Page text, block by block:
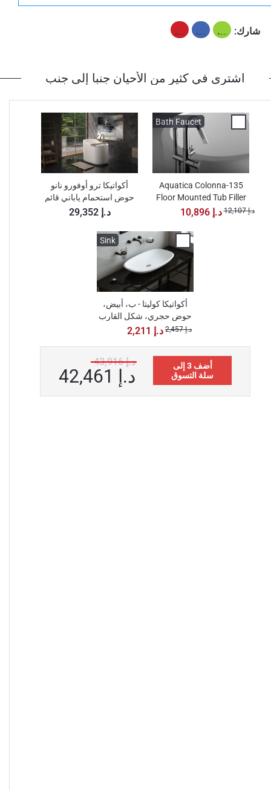
None Selected ايروكو
+ 3,395 د.إ
خشب الساج
+ 4,289 د.إ
تبرز بأناقة مع هذه الحصائر الأرضية
ايروكو الجوز الأمريكي
شارك:
اشترى في كثير من الأحيان جنبا إلى جنب
أكواتيكا ترو أوفورو نانو
حوض استحمام ياباني قائم
بذاته 29,352 د.إ
Bath Faucet
Aquatica Colonna-135
Floor Mounted Tub Filler
– Chrome
10,896 د.إ 12,107 د.إ
Sink
أكواتيكا كوليتا - ب، أبيض،
حوض حجري، شكل القارب
للحمام2,211 د.إ 2,457 د.إ
43,916 د.إ
42,461 د.إ
أضف 3 إلى
سلة التسوق